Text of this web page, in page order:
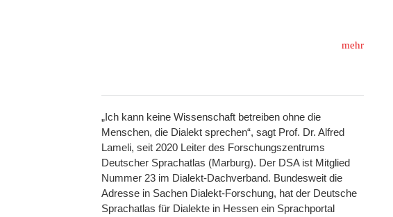
„Ich kann keine Wissenschaft betreiben ohne die
Menschen, die Dialekt sprechen“, sagt Prof. Dr. Alfred
Lameli, seit 2020 Leiter des Forschungszentrums
Deutscher Sprachatlas (Marburg). Der DSA ist Mitglied
Nummer 23 im Dialekt-Dachverband. Bundesweit die
Adresse in Sachen Dialekt-Forschung, hat der Deutsche
Sprachatlas für Dialekte in Hessen ein Sprachportal
mehr